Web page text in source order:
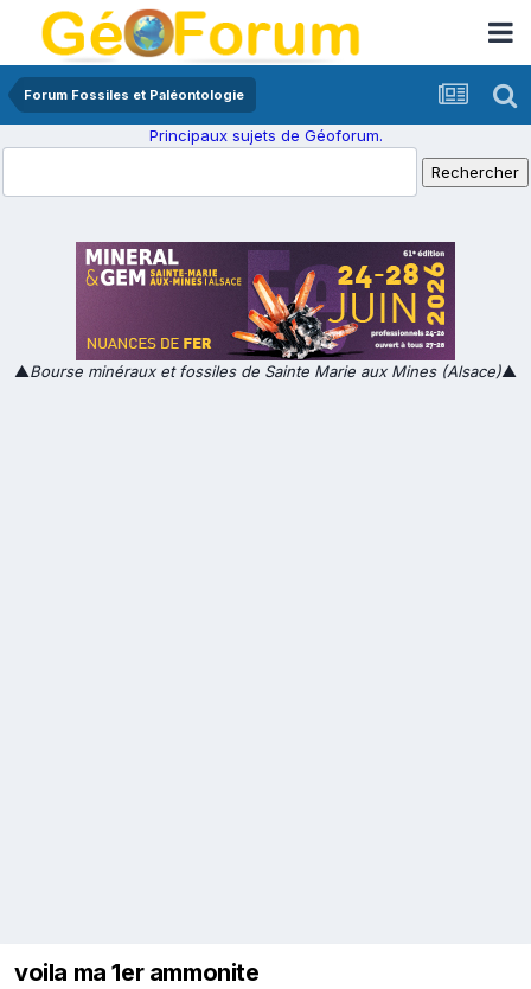
Forum Fossiles et Paléontologie
Principaux sujets de Géoforum.
▲Bourse minéraux et fossiles de Sainte Marie aux Mines (Alsace)▲
voila ma 1er ammonite